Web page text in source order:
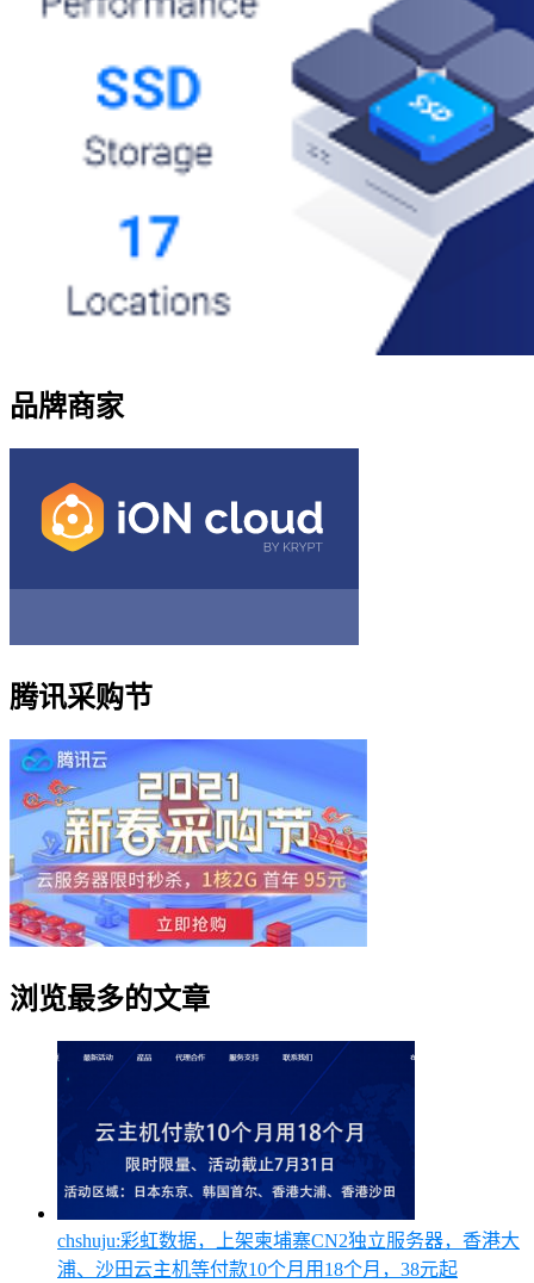
品牌商家
腾讯采购节
浏览最多的文章
chshuju:彩虹数据，上架柬埔寨CN2独立服务器，香港大
浦、沙田云主机等付款10个月用18个月，38元起